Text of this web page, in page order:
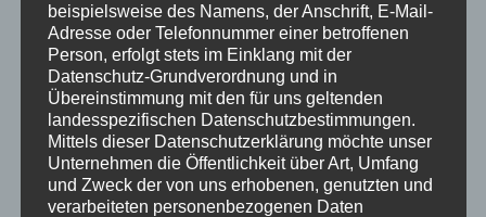
Internationale Älplerletze mit
Bergmesse
vonHausPartale|Sep. 5, 2017|Allgäu,Allgemein,
Oberstdorf|0 Kommentare
beispielsweise des Namens, der Anschrift, E-Mail-
Adresse oder Telefonnummer einer betroffenen
Person, erfolgt stets im Einklang mit der
Datenschutz-Grundverordnung und in
Übereinstimmung mit den für uns geltenden
landesspezifischen Datenschutzbestimmungen.
Mittels dieser Datenschutzerklärung möchte unser
Unternehmen die Öffentlichkeit über Art, Umfang
und Zweck der von uns erhobenen, genutzten und
verarbeiteten personenbezogenen Daten